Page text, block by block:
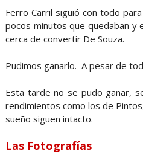
Ferro Carril siguió con todo
pocos minutos que quedaban y
cerca de convertir De Souza.
Pudimos ganarlo. A pesar de
Esta tarde no se pudo ganar,
rendimientos como los de
sueño siguen intacto.
Las Fotografías